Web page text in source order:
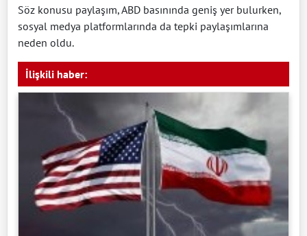
Söz konusu paylaşım, ABD basınında geniş yer bulurken,
sosyal medya platformlarında da tepki paylaşımlarına
neden oldu.
İlişkili haber: